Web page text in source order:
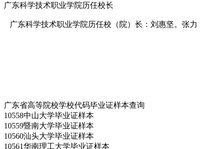
广东科学技术职业学院历任校长
广东科学技术职业学院历任校（院）长：刘惠坚。张力
广东省高等院校学校代码毕业证样本查询
10558中山大学毕业证样本
10559暨南大学毕业证样本
10560汕头大学毕业证样本
10561华南理工大学毕业证样本